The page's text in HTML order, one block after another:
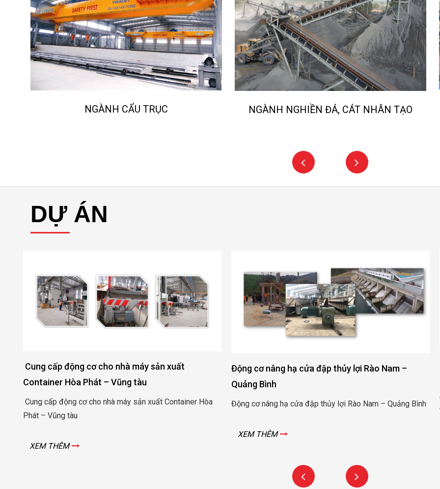
NGÀNH CẨU TRỤC NGÀNH NGHIỀN ĐÁ, CÁT NHÂN TẠO
DỰ ÁN
cấp động cơ cho nhà máy sản xuất
Hòa Phát – Vũng tàu
cấp động cơ cho nhà máy sản xuất Container Hòa
– Vũng tàu
THÊM
Động cơ nâng hạ cửa đập thủy lợi Rào Nam –
Quảng Bình
Động cơ nâng hạ cửa đập thủy lợi Rào Nam – Quảng Bình
XEM THÊM
Cung
heo
Cung
Thái –
XEM